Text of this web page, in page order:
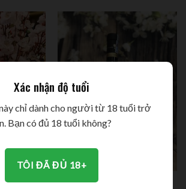
Vang đỏ Due Palme Angelini
Xác nhận độ tuổi
chỉ dành cho người từ 18 tuổi trở
Bạn có đủ 18 tuổi không?
TÔI ĐÃ ĐỦ 18+